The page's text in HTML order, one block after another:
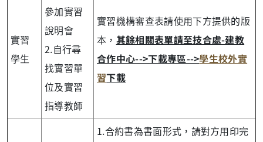
實習
學生
參加實習
說明會
2.自行尋
找實習單
位及實習
指導教師
實習機構審查表請使用下方提供的版
本， 其餘相關表單請至技合處-建教
合作中心-->下載專區-->學生校外實
習下載
1.合約書為書面形式，請對方用印完